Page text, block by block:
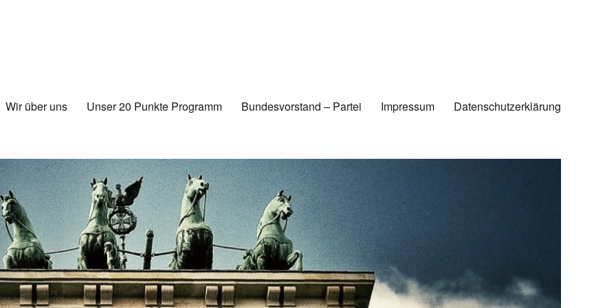
Wir über uns Unser 20 Punkte Programm Bundesvorstand – Partei Impressum Datenschutzerklärung